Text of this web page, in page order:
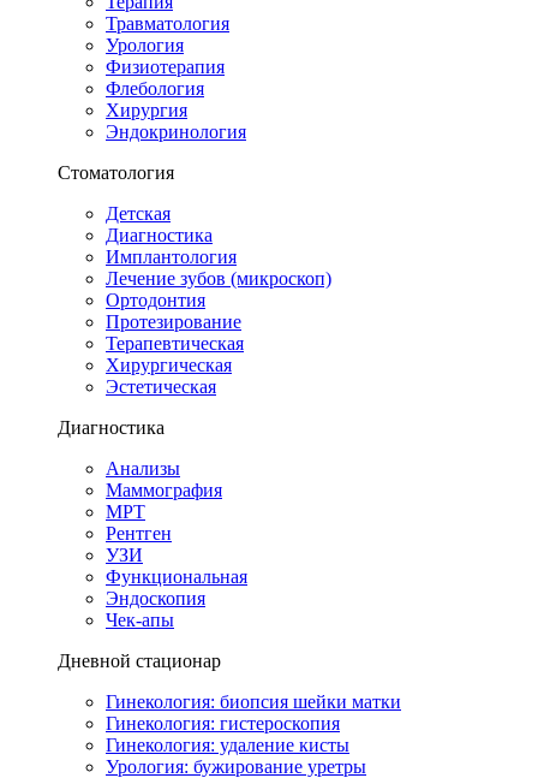
Травматология
Урология
Физиотерапия
Флебология
Хирургия
Эндокринология
Стоматология
Детская
Диагностика
Имплантология
Лечение зубов (микроскоп)
Ортодонтия
Протезирование
Терапевтическая
Хирургическая
Эстетическая
Диагностика
Анализы
Маммография
МРТ
Рентген
УЗИ
Функциональная
Эндоскопия
Чек-апы
Дневной стационар
Гинекология: биопсия шейки матки
Гинекология: гистероскопия
Гинекология: удаление кисты
Урология: бужирование уретры